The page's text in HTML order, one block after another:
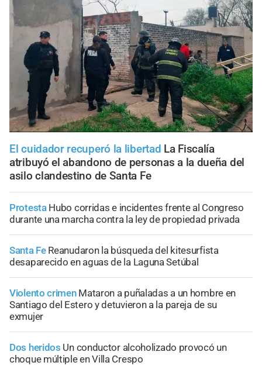
El cuidador recuperó la libertad La Fiscalía
atribuyó el abandono de personas a la dueña del
asilo clandestino de Santa Fe
Protesta Hubo corridas e incidentes frente al Congreso
durante una marcha contra la ley de propiedad privada
Santa Fe Reanudaron la búsqueda del kitesurfista
desaparecido en aguas de la Laguna Setúbal
Violento crimen Mataron a puñaladas a un hombre en
Santiago del Estero y detuvieron a la pareja de su
exmujer
Dos heridos Un conductor alcoholizado provocó un
choque múltiple en Villa Crespo